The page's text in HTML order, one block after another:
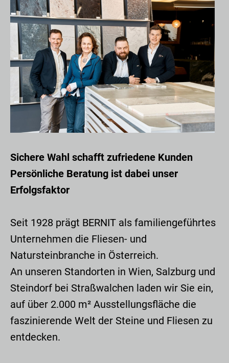
Sichere Wahl schafft zufriedene Kunden
Persönliche Beratung ist dabei unser
Erfolgsfaktor
Seit 1928 prägt BERNIT als familiengeführtes
Unternehmen die Fliesen- und
Natursteinbranche in Österreich.
An unseren Standorten in Wien, Salzburg und
Steindorf bei Straßwalchen laden wir Sie ein,
auf über 2.000 m² Ausstellungsfläche die
faszinierende Welt der Steine und Fliesen zu
entdecken.